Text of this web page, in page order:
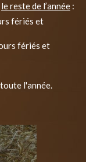
le reste de l’année :
fériés et
fériés et
l'année.